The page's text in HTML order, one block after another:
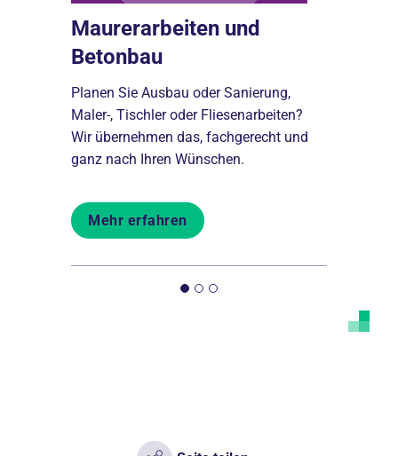
Maurerarbeiten und
Betonbau
Planen Sie Ausbau oder Sanierung,
Maler-, Tischler oder Fliesenarbeiten?
Wir übernehmen das, fachgerecht und
ganz nach Ihren Wünschen.
Mehr erfahren